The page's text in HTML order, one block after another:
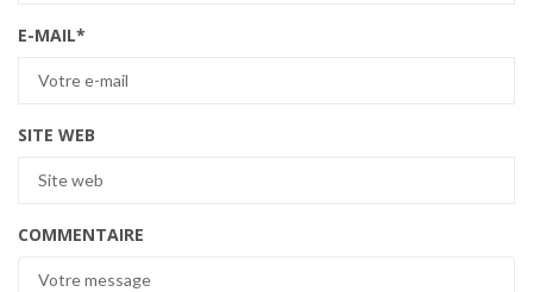
E-MAIL*
SITE WEB
COMMENTAIRE